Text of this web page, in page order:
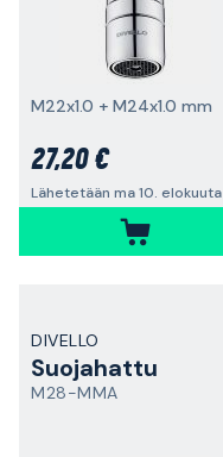
M22x1.0 + M24x1.0 mm
27,20 €
Lähetetään ma 10. elokuuta
DIVELLO
Suojahattu
M28-MMA